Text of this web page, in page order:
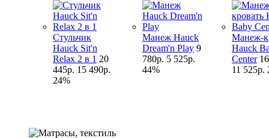
Стульчик
Hauck Sit'n
Relax 2 в 1 20
445р. 15 490р.
24%
Манеж Hauck
Dream'n Play 9
780р. 5 525р.
44%
Манеж-
Hauck
Center
11 525р.